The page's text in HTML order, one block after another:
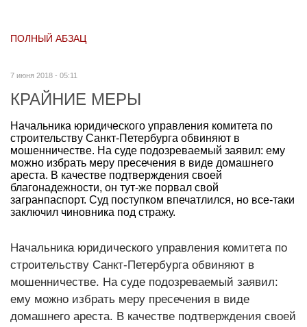
ПОЛНЫЙ АБЗАЦ
7 июня 2018 - 05:11
КРАЙНИЕ МЕРЫ
Начальника юридического управления комитета по
строительству Санкт-Петербурга обвиняют в
мошенничестве. На суде подозреваемый заявил: ему
можно избрать меру пресечения в виде домашнего
ареста. В качестве подтверждения своей
благонадежности, он тут-же порвал свой
загранпаспорт. Суд поступком впечатлился, но все-таки
заключил чиновника под стражу.
Начальника юридического управления комитета по
строительству Санкт-Петербурга обвиняют в
мошенничестве. На суде подозреваемый заявил:
ему можно избрать меру пресечения в виде
домашнего ареста. В качестве подтверждения своей